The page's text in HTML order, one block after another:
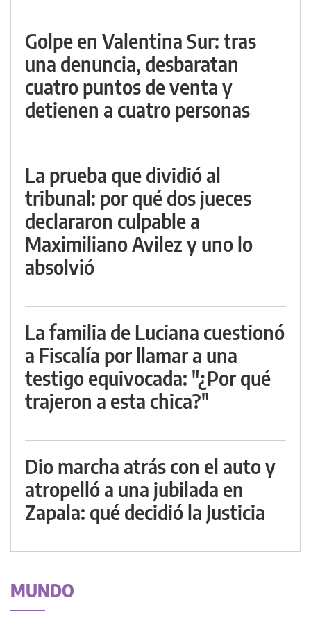
Golpe en Valentina Sur: tras
una denuncia, desbaratan
cuatro puntos de venta y
detienen a cuatro personas
La prueba que dividió al
tribunal: por qué dos jueces
declararon culpable a
Maximiliano Avilez y uno lo
absolvió
La familia de Luciana cuestionó
a Fiscalía por llamar a una
testigo equivocada: "¿Por qué
trajeron a esta chica?"
Dio marcha atrás con el auto y
atropelló a una jubilada en
Zapala: qué decidió la Justicia
MUNDO